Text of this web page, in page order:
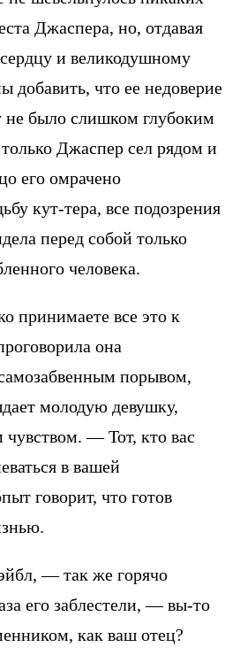
Джаспера, но, отдавая
и великодушному
добавить, что ее недоверие
не было слишком глубоким
Джаспер сел рядом и
его омрачено
кут-тера, все подозрения
перед собой только
человека.
принимаете все это к
она
порывом,
молодую девушку,
— Тот, кто вас
в вашей
говорит, что готов
— так же горячо
его заблестели, — вы-то
как ваш отец?